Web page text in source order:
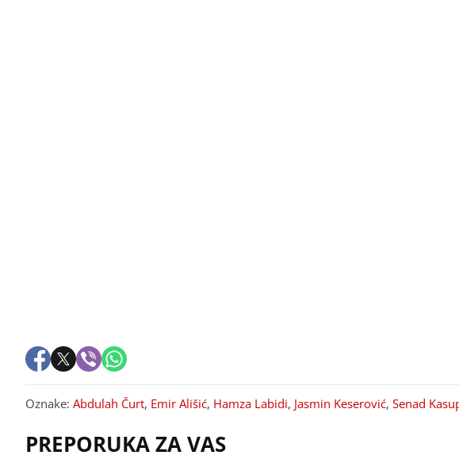
Oznake: Abdulah Čurt, Emir Ališić, Hamza Labidi, Jasmin Keserović, Senad
PREPORUKA ZA VAS